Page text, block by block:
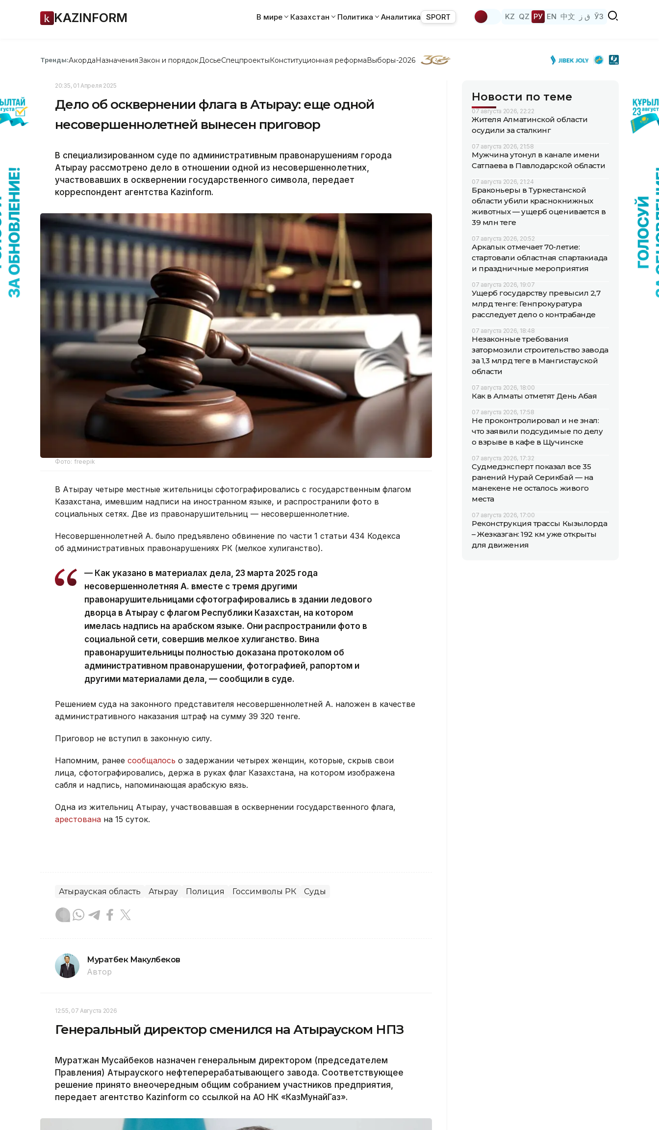
KAZINFORM В мире Казахстан Политика Аналитика SPORT KZ QZ РУ EN 中文 ق ز ЎЗ
Тренды:АкордаНазначенияЗакон и порядок ДосьеСпецпроектыКонституционная реформаВыборы-2026
20:35, 01 Апреля 2025
Дело об осквернении флага в Атырау: еще одной
несовершеннолетней вынесен приговор
В специализированном суде по административным правонарушениям города
Атырау рассмотрено дело в отношении одной из несовершеннолетних,
участвовавших в осквернении государственного символа, передает
корреспондент агентства Kazinform.
Фото: freepik
В Атырау четыре местные жительницы сфотографировались с государственным флагом
Казахстана, имевшим надписи на иностранном языке, и распространили фото в
социальных сетях. Две из правонарушительниц — несовершеннолетние.
Несовершеннолетней А. было предъявлено обвинение по части 1 статьи 434 Кодекса
об административных правонарушениях РК (мелкое хулиганство).
— Как указано в материалах дела, 23 марта 2025 года
несовершеннолетняя А. вместе с тремя другими
правонарушительницами сфотографировались в здании ледового
дворца в Атырау с флагом Республики Казахстан, на котором
имелась надпись на арабском языке. Они распространили фото в
социальной сети, совершив мелкое хулиганство. Вина
правонарушительницы полностью доказана протоколом об
административном правонарушении, фотографией, рапортом и
другими материалами дела, — сообщили в суде.
Решением суда на законного представителя несовершеннолетней А. наложен в качестве
административного наказания штраф на сумму 39 320 тенге.
Приговор не вступил в законную силу.
Напомним, ранее сообщалось о задержании четырех женщин, которые, скрыв свои
лица, сфотографировались, держа в руках флаг Казахстана, на котором изображена
сабля и надпись, напоминающая арабскую вязь.
Одна из жительниц Атырау, участвовавшая в осквернении государственного флага,
арестована на 15 суток.
Атырауская область Атырау Полиция Госсимволы РК Суды
Муратбек Макулбеков
Автор
12:55, 07 Августа 2026
Генеральный директор сменился на Атырауском НПЗ
Муратжан Мусайбеков назначен генеральным директором (председателем
Правления) Атырауского нефтеперерабатывающего завода. Соответствующее
решение принято внеочередным общим собранием участников предприятия,
передает агентство Kazinform со ссылкой на АО НК «КазМунайГаз».
Новости по теме
07 августа 2026, 22:22
Жителя Алматинской области
осудили за сталкинг
07 августа 2026, 21:58
Мужчина утонул в канале имени
Сатпаева в Павлодарской области
07 августа 2026, 21:24
Браконьеры в Туркестанской
области убили краснокнижных
животных — ущерб оценивается в
39 млн теңге
07 августа 2026, 20:52
Аркалык отмечает 70-летие:
стартовали областная спартакиада
и праздничные мероприятия
07 августа 2026, 19:07
Ущерб государству превысил 2,7
млрд тенге: Генпрокуратура
расследует дело о контрабанде
07 августа 2026, 18:48
Незаконные требования
затормозили строительство завода
за 1,3 млрд теңге в Мангистауской
области
07 августа 2026, 18:00
Как в Алматы отметят День Абая
07 августа 2026, 17:58
Не проконтролировал и не знал:
что заявили подсудимые по делу
о взрыве в кафе в Щучинске
07 августа 2026, 17:32
Судмедэксперт показал все 35
ранений Нурай Серикбай — на
манекене не осталось живого
места
07 августа 2026, 17:00
Реконструкция трассы Кызылорда
– Жезказган: 192 км уже открыты
для движения